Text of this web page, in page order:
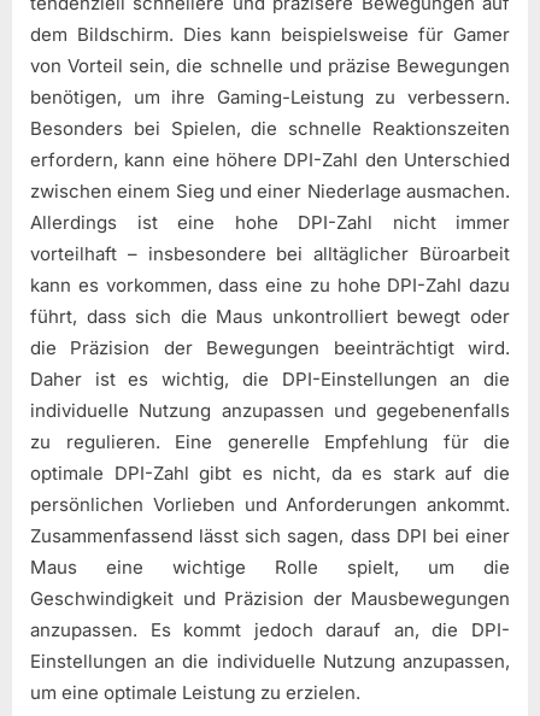
dem Bildschirm. Dies kann beispielsweise für Gamer
von Vorteil sein, die schnelle und präzise Bewegungen
benötigen, um ihre Gaming-Leistung zu verbessern.
Besonders bei Spielen, die schnelle Reaktionszeiten
erfordern, kann eine höhere DPI-Zahl den Unterschied
zwischen einem Sieg und einer Niederlage ausmachen.
Allerdings ist eine hohe DPI-Zahl nicht immer
vorteilhaft – insbesondere bei alltäglicher Büroarbeit
kann es vorkommen, dass eine zu hohe DPI-Zahl dazu
führt, dass sich die Maus unkontrolliert bewegt oder
die Präzision der Bewegungen beeinträchtigt wird.
Daher ist es wichtig, die DPI-Einstellungen an die
individuelle Nutzung anzupassen und gegebenenfalls
zu regulieren. Eine generelle Empfehlung für die
optimale DPI-Zahl gibt es nicht, da es stark auf die
persönlichen Vorlieben und Anforderungen ankommt.
Zusammenfassend lässt sich sagen, dass DPI bei einer
Maus eine wichtige Rolle spielt, um die
Geschwindigkeit und Präzision der Mausbewegungen
anzupassen. Es kommt jedoch darauf an, die DPI-
Einstellungen an die individuelle Nutzung anzupassen,
um eine optimale Leistung zu erzielen.